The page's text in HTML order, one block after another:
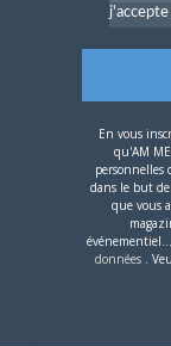
Nom
Mot de
En vous
qu'AM
personnelles
dans le but
que vous
données .